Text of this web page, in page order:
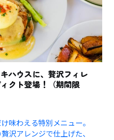
ハウスに、贅沢フィレ
クト登場！（期間限
味わえる特別メニュー。
沢アレンジで仕上げた、